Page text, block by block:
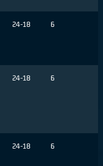
24-18 6
24-18 6
24-18 6